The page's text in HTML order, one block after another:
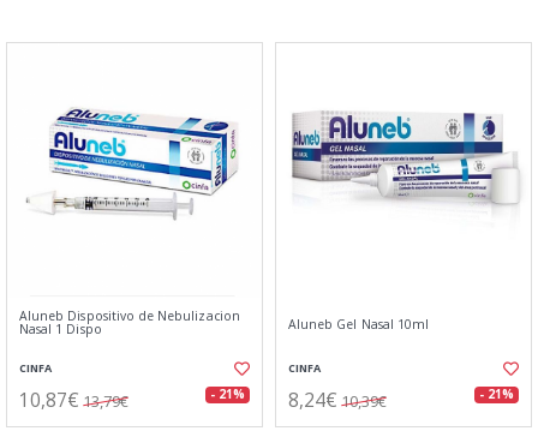
Aluneb Dispositivo de Nebulizacion
Nasal 1 Dispo
CINFA
10,87€ 13,79€ - 21%
Aluneb Gel Nasal 10ml
CINFA
8,24€ 10,39€ - 21%